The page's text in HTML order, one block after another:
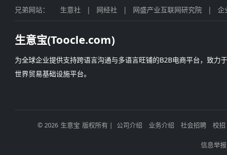
兄弟网站： 生意社 | 网经社 | 网盛产业互联网研究院 | 企
生意宝(Toocle.com)
为全球企业提供支持跨语言沟通与多语言旺铺的B2B电商平台，致力
世界贸易基础设施平台。
© 2026 生意宝 版权所有 | 公司介绍 业务介绍 社会招聘 校招
信息举